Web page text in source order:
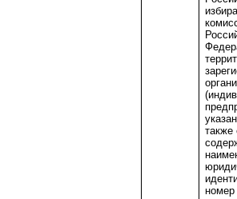
также
номер